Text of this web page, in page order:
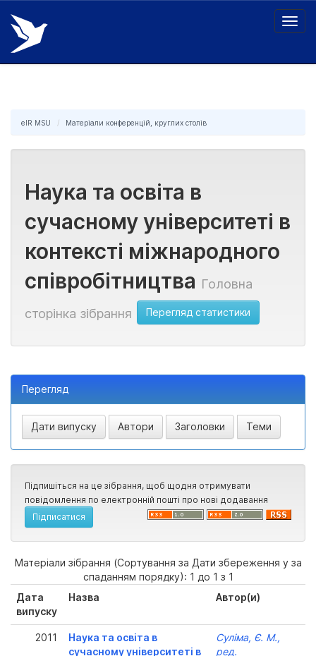
Skip
navigation
eIR MSU Матеріали конференцій, круглих столів
Наука та освіта в
сучасному університеті в
контексті міжнародного
співробітництва Головна
сторінка зібрання
Перегляд статистики
Перегляд
Підпишіться на це зібрання, щоб щодня отримувати
повідомлення по електронній пошті про нові додавання
Матеріали зібрання (Сортування за Дати збереження у за
спаданням порядку): 1 до 1 з 1
Дата
випуску
Назва Автор(и)
2011
Наука та освіта в
сучасному університеті в
Суліма, Є. М.,
ред.